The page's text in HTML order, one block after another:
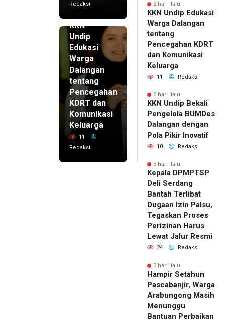
Redaksi
KKN
Undip
Edukasi
Warga
Dalangan
tentang
Pencegahan
KDRT dan
Komunikasi
Keluarga
11
Redaksi
2 hari lalu
KKN Undip Edukasi
Warga Dalangan
tentang
Pencegahan KDRT
dan Komunikasi
Keluarga
11 Redaksi
2 hari lalu
KKN Undip Bekali
Pengelola BUMDes
Dalangan dengan
Pola Pikir Inovatif
10 Redaksi
3 hari lalu
Kepala DPMPTSP
Deli Serdang
Bantah Terlibat
Dugaan Izin Palsu,
Tegaskan Proses
Perizinan Harus
Lewat Jalur Resmi
24 Redaksi
3 hari lalu
Hampir Setahun
Pascabanjir, Warga
Arabungong Masih
Menunggu
Bantuan Perbaikan